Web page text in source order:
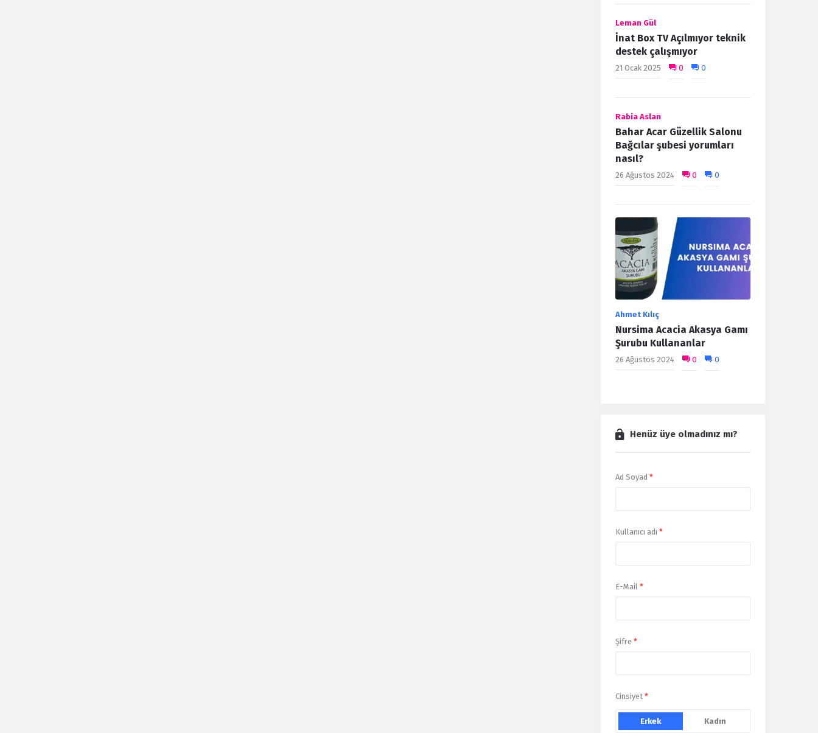
Leman Gül
İnat Box TV Açılmıyor teknik
destek çalışmıyor
21 Ocak 2025 0 0
Rabia Aslan
Bahar Acar Güzellik Salonu
Bağcılar şubesi yorumları
nasıl?
26 Ağustos 2024 0 0
Ahmet Kılıç
Nursima Acacia Akasya Gamı
Şurubu Kullananlar
26 Ağustos 2024 0 0
Henüz üye olmadınız mı?
Ad Soyad *
Kullanıcı adı *
E-Mail *
Şifre *
Cinsiyet *
Erkek Kadın